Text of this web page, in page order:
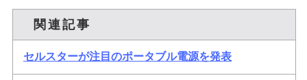
関連記事
セルスターが注目のポータブル電源を発表